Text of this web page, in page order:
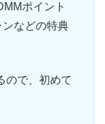
ポイント
などの特典
ので、初めて